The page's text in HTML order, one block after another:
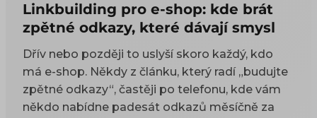
Linkbuilding pro e-shop: kde brát
zpětné odkazy, které dávají smysl
Dřív nebo později to uslyší skoro každý, kdo
má e-shop. Někdy z článku, který radí „budujte
zpětné odkazy“, častěji po telefonu, kde vám
někdo nabídne padesát odkazů měsíčně za